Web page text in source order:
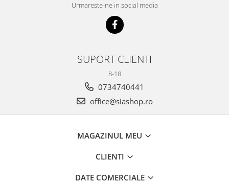
Urmareste-ne in social media
SUPORT CLIENTI
8-18
0734740441
office@siashop.ro
MAGAZINUL MEU
CLIENTI
DATE COMERCIALE